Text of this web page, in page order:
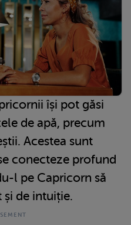
își pot găsi
de apă, precum
Acestea sunt
conecteze profund
l pe Capricorn să
și de intuiție.